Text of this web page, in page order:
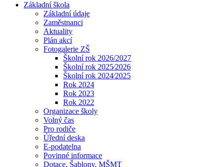
Základní škola
Základní údaje
Zaměstnanci
Aktuality
Plán akcí
Fotogalerie ZŠ
Školní rok 2026/2027
Školní rok 2025⁄2026
Školní rok 2024⁄2025
Rok 2024
Rok 2023
Rok 2022
Organizace školy
Volný čas
Pro rodiče
Úřední deska
E-podatelna
Povinné informace
Dotace, Šablony, MŠMT